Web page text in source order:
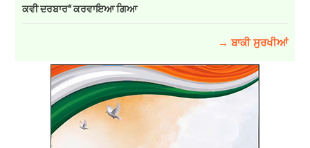
ਕਵੀ ਦਰਬਾਰ“ ਕਰਵਾਇਆ ਗਿਆ
→ ਬਾਕੀ ਸੁਰਖੀਆਂ